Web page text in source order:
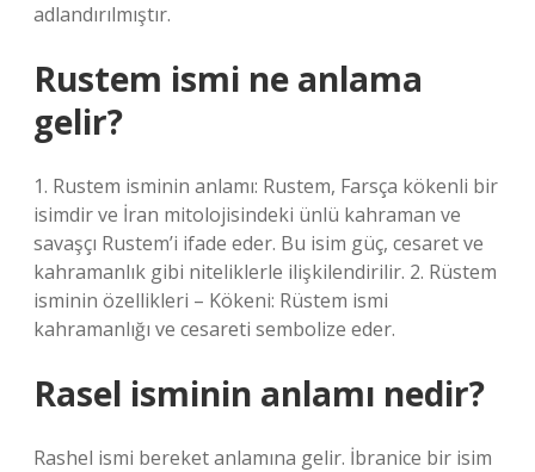
adlandırılmıştır.
Rustem ismi ne anlama
gelir?
1. Rustem isminin anlamı: Rustem, Farsça kökenli bir
isimdir ve İran mitolojisindeki ünlü kahraman ve
savaşçı Rustem’i ifade eder. Bu isim güç, cesaret ve
kahramanlık gibi niteliklerle ilişkilendirilir. 2. Rüstem
isminin özellikleri – Kökeni: Rüstem ismi
kahramanlığı ve cesareti sembolize eder.
Rasel isminin anlamı nedir?
Rashel ismi bereket anlamına gelir. İbranice bir isim